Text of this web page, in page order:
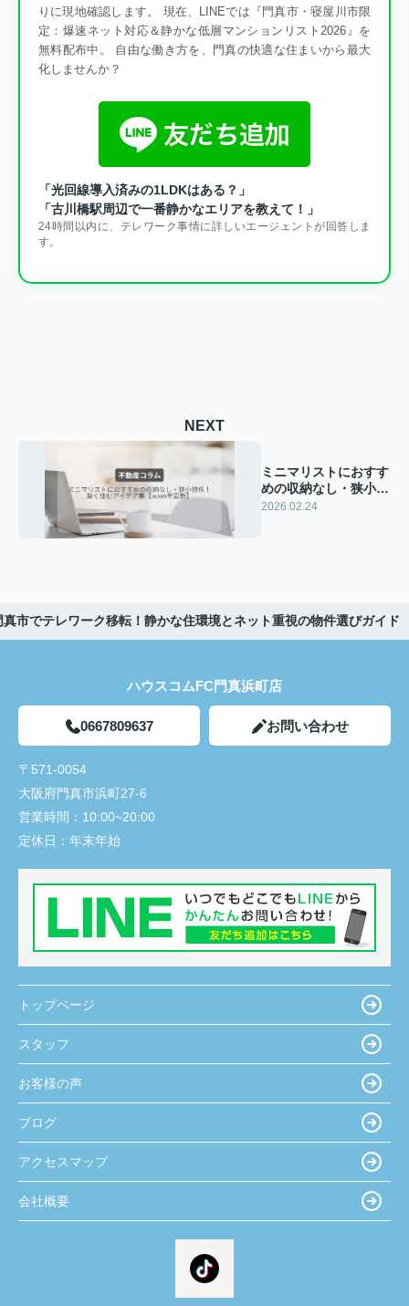
りに現地確認します。 現在、LINEでは『門真市・寝屋川市限
定：爆速ネット対応＆静かな低層マンションリスト2026』を
無料配布中。 自由な働き方を、門真の快適な住まいから最大
化しませんか？
「光回線導入済みの1LDKはある？」
「古川橋駅周辺で一番静かなエリアを教えて！」
24時間以内に、テレワーク事情に詳しいエージェントが回答しま
す。
NEXT
ミニマリストにおすす
めの収納なし・狭小物
件！賢く住むアイデア
2026.02.24
市でテレワーク移転！静かな住環境とネット重視の物件選びガイド
ハウスコムFC門真浜町店
0667809637 お問い合わせ
〒571-0054
大阪府門真市浜町27-6
営業時間： 10:00~20:00
定休日： 年末年始
トップページ
スタッフ
お客様の声
ブログ
アクセスマップ
会社概要